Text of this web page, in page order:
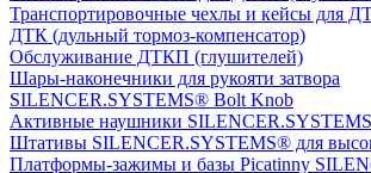
Транспортировочные чехлы и кейсы для
ДТК (дульный тормоз-компенсатор)
Обслуживание ДТКП (глушителей)
Шары-наконечники для рукояти затвора
SILENCER.SYSTEMS® Bolt Knob
Активные наушники
Штативы SILENCER.SYSTEMS® для
Платформы-зажимы и базы Picatinny